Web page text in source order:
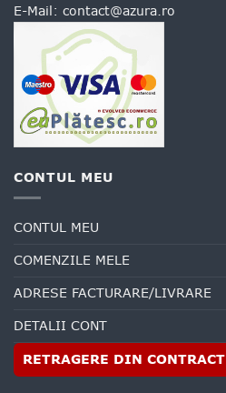
E-Mail: contact@azura.ro
CONTUL MEU
CONTUL MEU
COMENZILE MELE
ADRESE FACTURARE/LIVRARE
DETALII CONT
RETRAGERE DIN CONTRACT